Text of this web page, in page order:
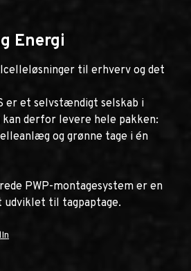
Energi
til erhverv og det
er et selvstændigt selskab i
kan derfor levere hele pakken:
og grønne tage i én
PWP-montagesystem er en
til tagpaptage.